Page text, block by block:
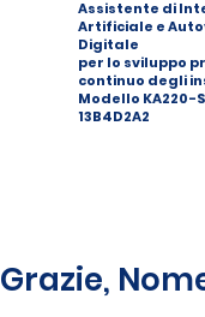
Assistente di
Artificiale e
Digitale
per lo sviluppo
continuo degli
Modello KA220-
13B4D2A2
Grazie,